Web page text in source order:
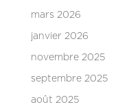
mars 2026
janvier 2026
novembre 2025
septembre 2025
août 2025